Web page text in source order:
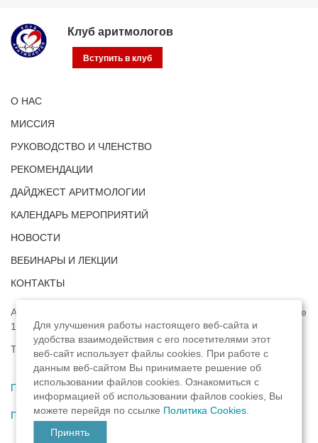
Клуб аритмологов
Вступить в клуб
О НАС
МИССИЯ
РУКОВОДСТВО И ЧЛЕНСТВО
РЕКОМЕНДАЦИИ
ДАЙДЖЕСТ АРИТМОЛОГИИ
КАЛЕНДАРЬ МЕРОПРИЯТИЙ
НОВОСТИ
ВЕБИНАРЫ И ЛЕКЦИИ
КОНТАКТЫ
Адрес: г. Москва, ул. Профсоюзная, д. 93А, этаж 4, помещение
1, комната 32.
Телефон:
8 (8422) 33-15-88
Политика конфиденциальности,
Пользовательское соглашение
Для улучшения работы настоящего веб-сайта и
удобства взаимодействия с его посетителями этот
веб-сайт использует файлы cookies. При работе с
данным веб-сайтом Вы принимаете решение об
использовании файлов cookies. Ознакомиться с
информацией об использовании файлов cookies, Вы
можете перейдя по ссылке Политика Cookies
Принять